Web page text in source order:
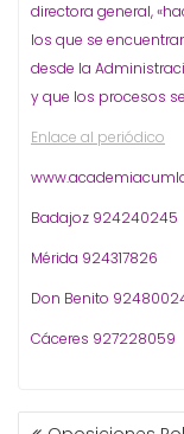
directora general,
los que se
desde la
y que los procesos
Enlace al periódico
Badajoz 924240245
Mérida 924317826
Don Benito
Cáceres 927228059
NAVEGACIÓN